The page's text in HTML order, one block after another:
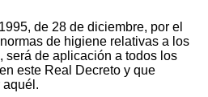
de 28 de diciembre, por el
de higiene relativas a los
será de aplicación a todos los
este Real Decreto y que
aquél.